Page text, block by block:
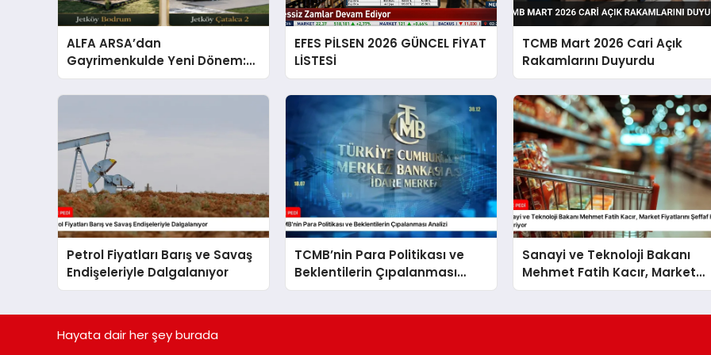
ALFA ARSA’dan
Gayrimenkulde Yeni Dönem:
Premium Yaşam ve Yatırım
Fırsatları Bir Arada
EFES PİLSEN 2026 GÜNCEL FİYAT
LİSTESİ
TCMB Mart 2026 Cari Açık
Rakamlarını Duyurdu
Petrol Fiyatları Barış ve Savaş
Endişeleriyle Dalgalanıyor
TCMB’nin Para Politikası ve
Beklentilerin Çıpalanması
Analizi
Sanayi ve Teknoloji Bakanı
Mehmet Fatih Kacır, Market
Fiyatlarını Şeffaf Hale
Hayata dair her şey burada